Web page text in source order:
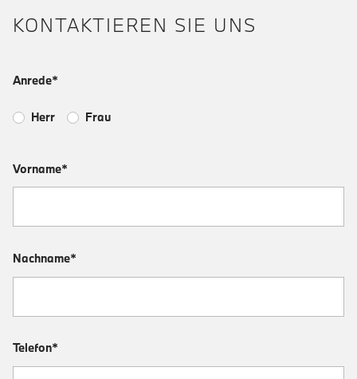
KONTAKTIEREN SIE UNS
Anrede*
Herr Frau
Vorname*
Nachname*
Telefon*